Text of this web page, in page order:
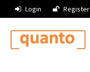
Login Register